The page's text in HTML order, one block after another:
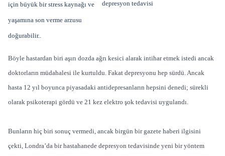
için büyük bir stress kaynağı ve
yaşamına son verme arzusu
doğurabilir..
Böyle hastardan biri aşırı dozda ağrı kesici alarak intihar etmek istedi ancak
doktorların müdahalesi ile kurtuldu. Fakat depresyonu hep sürdü. Ancak
hasta 12 yıl boyunca piyasadaki antidepresanların hepsini denedi; sürekli
olarak psikoterapi gördü ve 21 kez elektro şok tedavisi uygulandı.
Bunların hiç biri sonuç vermedi, ancak birgün bir gazete haberi ilgisini
çekti, Londra’da bir hastahanede depresyon tedavisinde yeni bir yöntem